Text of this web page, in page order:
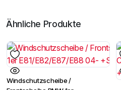
Ähnliche Produkte
Windschutzscheibe /